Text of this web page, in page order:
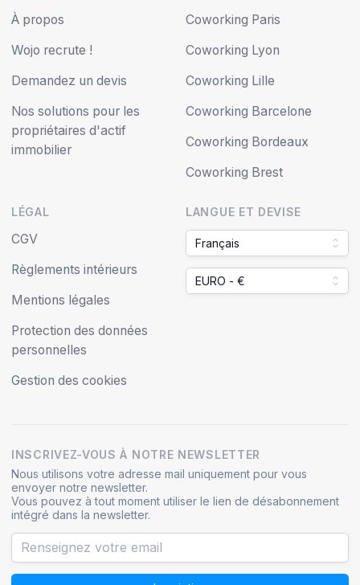
À propos
Wojo recrute !
Demandez un devis
Nos solutions pour les
propriétaires d'actif
immobilier
Coworking Paris
Coworking Lyon
Coworking Lille
Coworking Barcelone
Coworking Bordeaux
Coworking Brest
LÉGAL
CGV
Règlements intérieurs
Mentions légales
Protection des données
personnelles
Gestion des cookies
LANGUE ET DEVISE
Français
EURO - €
INSCRIVEZ-VOUS À NOTRE NEWSLETTER
Nous utilisons votre adresse mail uniquement pour vous
envoyer notre newsletter.
Vous pouvez à tout moment utiliser le lien de désabonnement
intégré dans la newsletter.